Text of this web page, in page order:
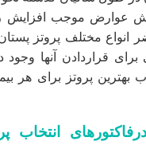
عوارض موجب افزایش
انواع مختلف پروتز
برای قراردادن آنها وجود
بهترین پروتز برای هر
انتخاب